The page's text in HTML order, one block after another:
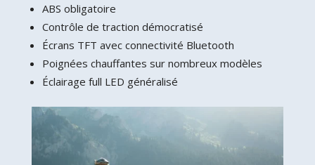
ABS obligatoire
Contrôle de traction démocratisé
Écrans TFT avec connectivité Bluetooth
Poignées chauffantes sur nombreux modèles
Éclairage full LED généralisé